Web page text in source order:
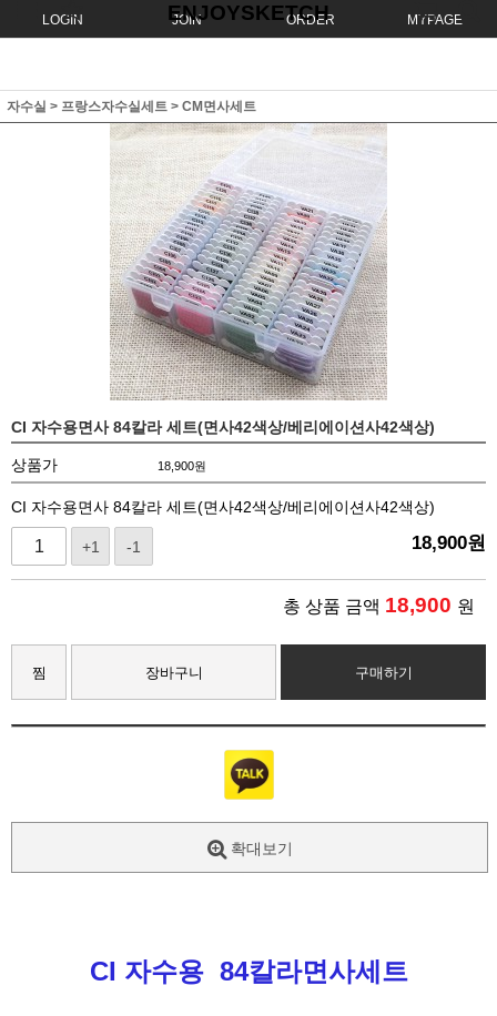
LOGIN JOIN ORDER MYPAGE
ENJOYSKETCH
자수실 > 프랑스자수실세트 > CM면사세트
CI 자수용면사 84칼라 세트(면사42색상/베리에이션사42색상)
상품가 18,900원
CI 자수용면사 84칼라 세트(면사42색상/베리에이션사42색상)
+1 -1 18,900원
총 상품 금액 18,900 원
찜 장바구니 구매하기
확대보기
CI 자수용 84칼라면사세트